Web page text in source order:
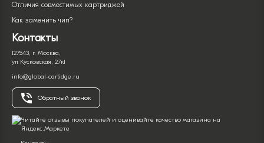
Отличия совместимых картриджей
Как заменить чип?
Контакты
127543, г. Москва,
ул Кусковская, 27к1
info@global-cartidge.ru
Обратный звонок